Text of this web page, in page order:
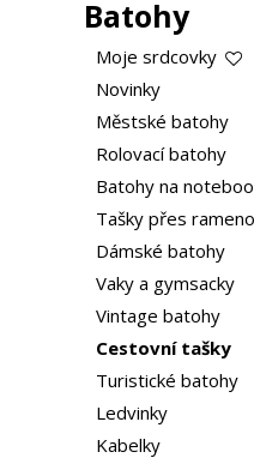
Batohy
Moje srdcovky
Novinky
Městské batohy
Rolovací batohy
Batohy na
Tašky přes rameno
Dámské batohy
Vaky a gymsacky
Vintage batohy
Cestovní tašky
Turistické batohy
Ledvinky
Kabelky